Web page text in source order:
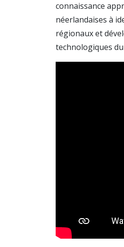
connaissance
néerlandaises à
régionaux et
technologiques du